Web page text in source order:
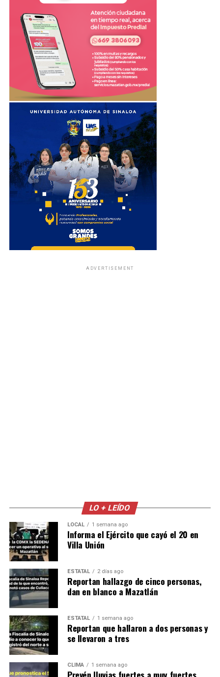
ADVERTISEMENT
LO + LEÍDO
LOCAL 1 semana ago
Informa el Ejército que cayó el 20 en
Villa Unión
ESTATAL 2 días ago
Reportan hallazgo de cinco personas,
dan en blanco a Mazatlán
ESTATAL 1 semana ago
Reportan que hallaron a dos personas y
se llevaron a tres
CLIMA 1 semana ago